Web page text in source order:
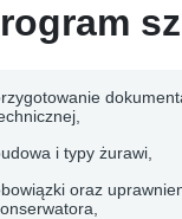
i typy żurawi,
oraz